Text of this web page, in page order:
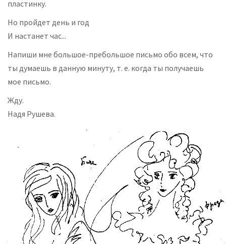
пластинку.
Но пройдет день и год
И настанет час...
Напиши мне большое-пребольшое письмо обо всем, что
ты думаешь в данную минуту, т. е. когда ты получаешь
мое письмо.
Жду.
Надя Рушева.